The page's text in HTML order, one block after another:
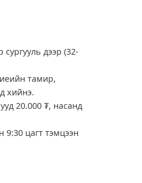
дээр (32-
тамир,
хийнэ.
20.000 ₮, насанд
цагт тэмцээн